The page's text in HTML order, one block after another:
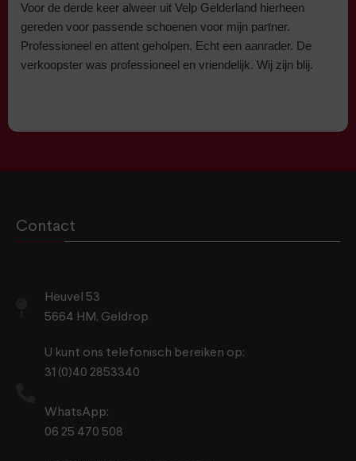
Voor de derde keer alweer uit Velp Gelderland hierheen
gereden voor passende schoenen voor mijn partner.
Professioneel en attent geholpen. Echt een aanrader. De
verkoopster was professioneel en vriendelijk. Wij zijn blij.
Contact
Heuvel 53
5664 HM, Geldrop
U kunt ons telefonisch bereiken op:
31 (0)40 2853340
WhatsApp:
06 25 470 508